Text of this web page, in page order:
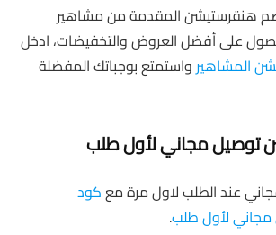
هنقرستيشن المقدمة من مشاهير
على أفضل العروض والتخفيضات، ادخل
المشاهير واستمتع بوجباتك المفضلة
توصيل مجاني لأول طلب
عند الطلب لاول مرة معكود
لأول طلب.